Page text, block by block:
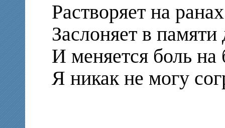
Растворяет на
Заслоняет в
И меняется боль
Я никак не могу